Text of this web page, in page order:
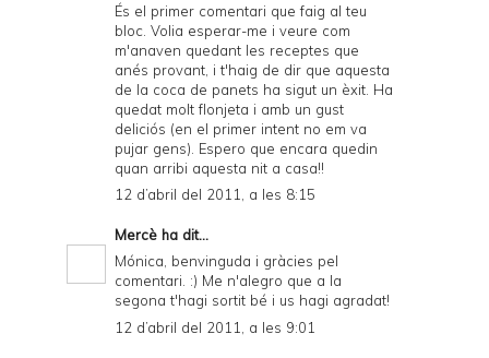
És el primer comentari que faig al teu
bloc. Volia esperar-me i veure com
m'anaven quedant les receptes que
anés provant, i t'haig de dir que aquesta
de la coca de panets ha sigut un èxit. Ha
quedat molt flonjeta i amb un gust
deliciós (en el primer intent no em va
pujar gens). Espero que encara quedin
quan arribi aquesta nit a casa!!
12 d’abril del 2011, a les 8:15
Mercè ha dit...
Mónica, benvinguda i gràcies pel
comentari. :) Me n'alegro que a la
segona t'hagi sortit bé i us hagi agradat!
12 d’abril del 2011, a les 9:01